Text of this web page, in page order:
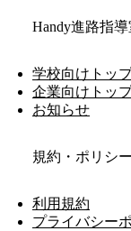
Handy進路指
学校向けトッ
企業向けトッ
お知らせ
規約・ポリシー
利用規約
プライバシー